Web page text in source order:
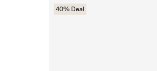
40% Deal